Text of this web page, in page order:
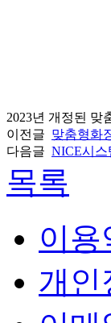
2023년 개정된 맞
이전글 맞춤형화
다음글 NICE시스
목록
이용
개인